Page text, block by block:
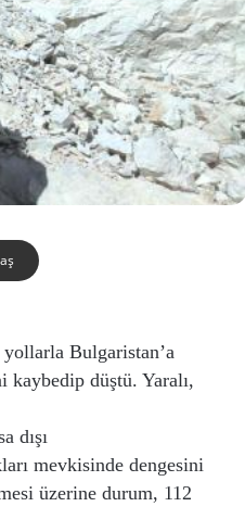
Bulgaristan’a
kaybedip düştü. Yaralı,
dışı
mevkisinde dengesini
üzerine durum, 112